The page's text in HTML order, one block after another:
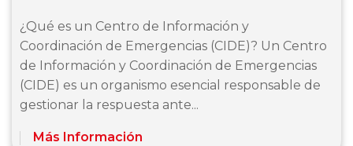
¿Qué es un Centro de Información y
Coordinación de Emergencias (CIDE)? Un Centro
de Información y Coordinación de Emergencias
(CIDE) es un organismo esencial responsable de
gestionar la respuesta ante...
Más Información